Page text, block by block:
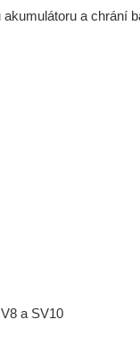
a chrání
a SV10